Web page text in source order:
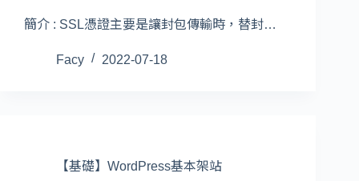
簡介 : SSL憑證主要是讓封包傳輸時，替封…
Facy 2022-07-18
【基礎】WordPress基本架站